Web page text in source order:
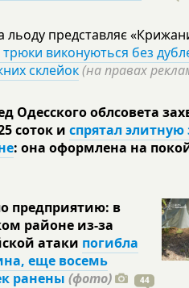
льоду представляє
виконуються без
склейок(на правах
Одесского облсовета
соток и спрятал
: она оформлена на
предприятию: в
районе из-за
атаки погибла
еще восемь
ранены (фото) 44